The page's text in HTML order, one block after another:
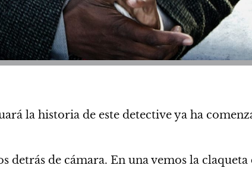
la historia de este detective ya ha
de cámara. En una vemos la